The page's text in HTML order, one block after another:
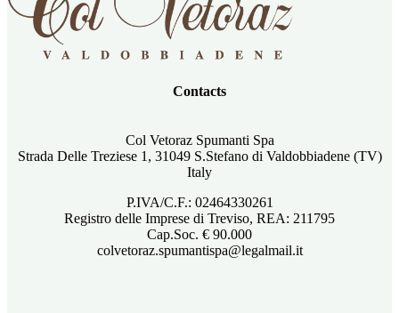
Contacts
Col Vetoraz Spumanti Spa
Strada Delle Treziese 1, 31049 S.Stefano di Valdobbiadene (TV)
Italy
P.IVA/C.F.: 02464330261
Registro delle Imprese di Treviso, REA: 211795
Cap.Soc. € 90.000
colvetoraz.spumantispa@legalmail.it